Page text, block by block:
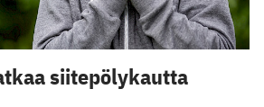
siitepölykautta